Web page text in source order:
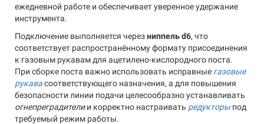
ежедневной работе и обеспечивает уверенное удержание
инструмента.
Подключение выполняется черезниппель d6, что
соответствует распространённому формату присоединения
к газовым рукавам для ацетилено-кислородного поста.
При сборке поста важно использовать исправные газовые
рукавасоответствующего назначения, а для повышения
безопасности линии подачи целесообразно устанавливать
огнепреградителии корректно настраивать редукторыпод
требуемый режим работы.